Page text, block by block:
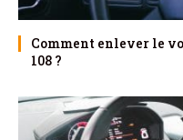
Comment enlever le
108 ?